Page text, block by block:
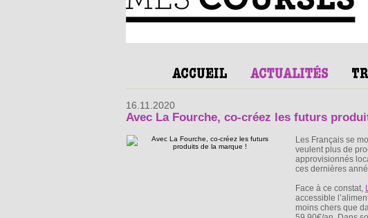
16.11.2020
Avec La Fourche, co-créez les futurs
Les Français se
veulent plus de
approvisionnés
ces dernières
Face à ce constat,
accessible
moins chers que